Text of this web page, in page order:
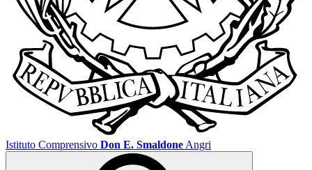
Istituto Comprensivo Don E. Smaldone Angri